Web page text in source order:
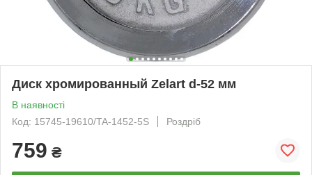
Диск хромированный Zelart d-52 мм
В наявності
Код: 15745-19610/TA-1452-5S
Роздріб
759 ₴